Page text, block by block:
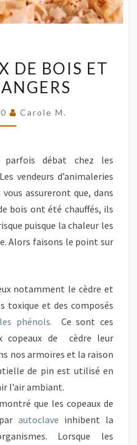
COPEAUX
DE
ET
DE BOIS ET
Carole M.
débat chez les
vendeurs d’animaleries
assureront que, dans
bois ont été chauffés, ils
puisque la chaleur les
Alors faisons le point sur
notamment le cèdre et
toxique et des composés
les phénols. Ce sont ces
copeaux de cèdre leur
nos armoires et la raison
de pin est utilisé en
l’air ambiant.
que les copeaux de
autoclave inhibent la
Lorsque les